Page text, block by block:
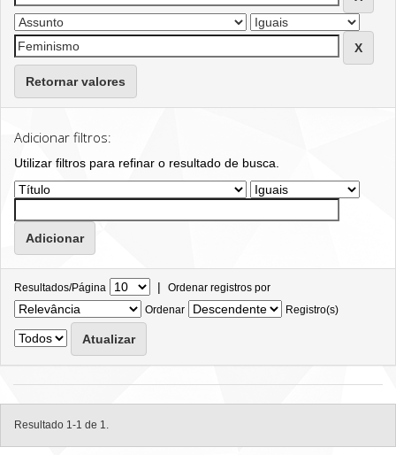
Retornar valores
Adicionar filtros:
Utilizar filtros para refinar o resultado de busca.
Resultados/Página | Ordenar registros por
Ordenar
Registro(s)
Resultado 1-1 de 1.